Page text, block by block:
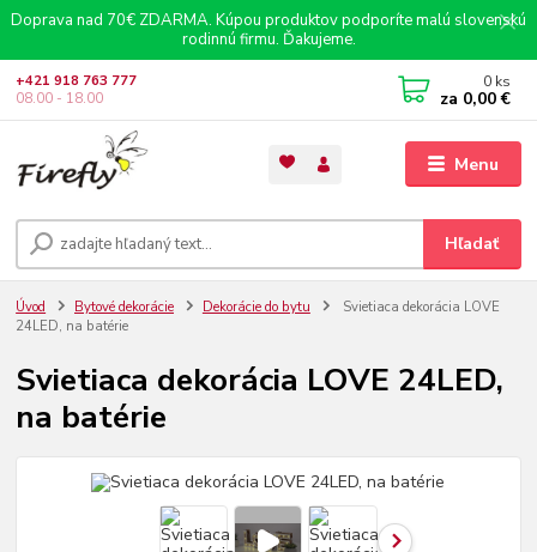
Doprava nad 70€ ZDARMA. Kúpou produktov podporíte malú slovenskú
rodinnú firmu. Ďakujeme.
Menu
Hľadať
+421 918 763 777
08.00 - 18.00
0 ks
za 0,00 €
Úvod Bytové dekorácie Dekorácie do bytu
Svietiaca dekorácia LOVE
24LED, na batérie
Svietiaca dekorácia LOVE 24LED,
na batérie